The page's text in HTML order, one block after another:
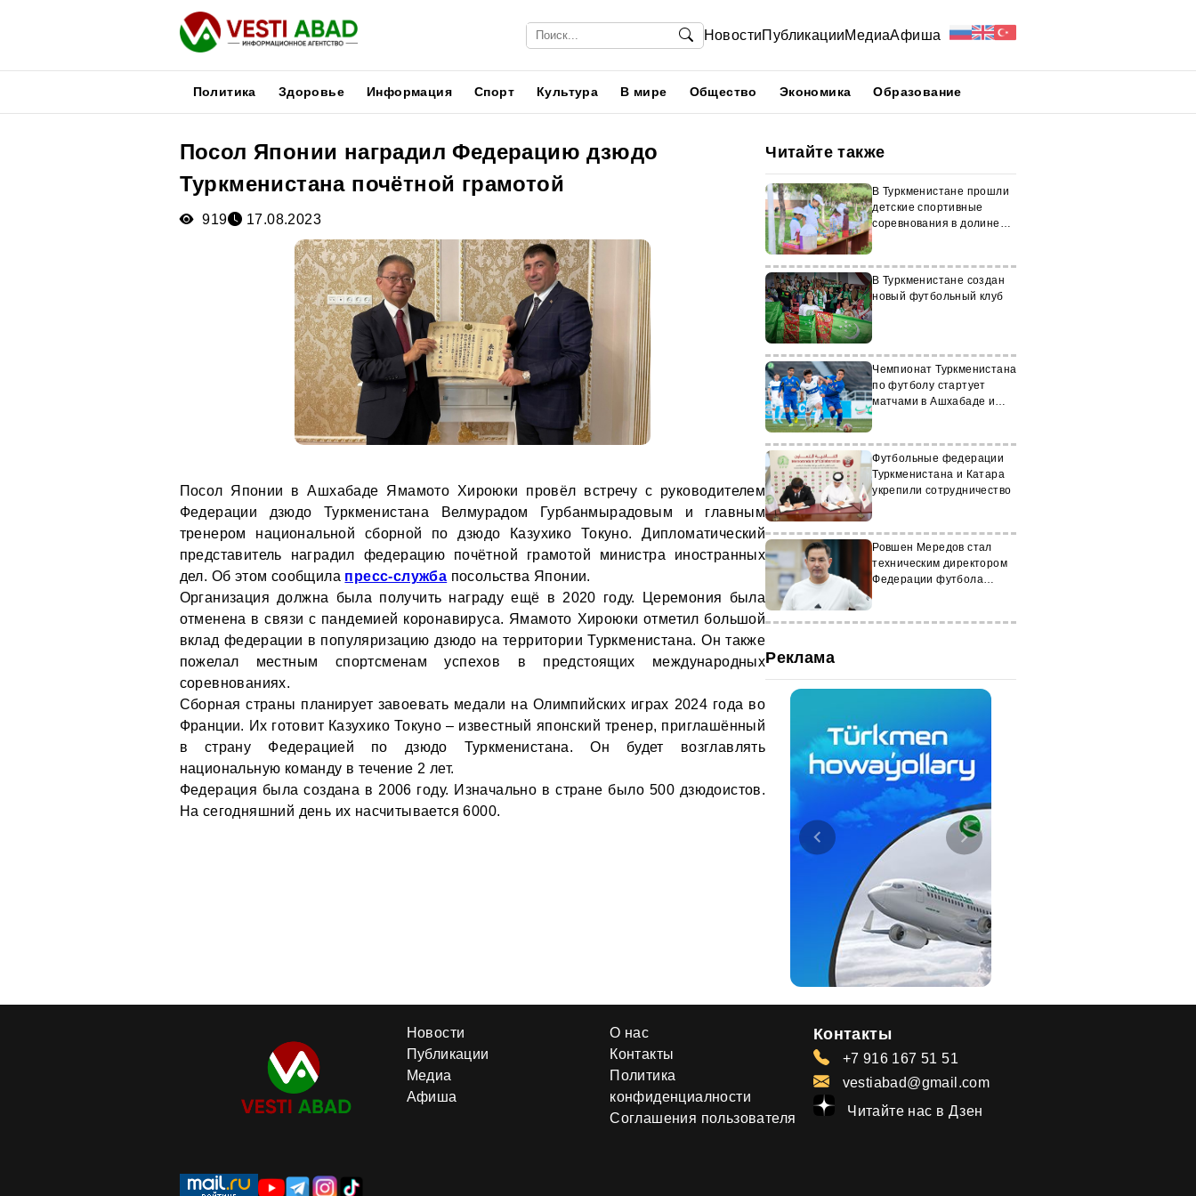
НовостиПубликацииМедиаАфиша
Политика Здоровье Информация Спорт Культура В мире Общество Экономика Образование
Посол Японии наградил Федерацию дзюдо
Туркменистана почётной грамотой
919 17.08.2023
Посол Японии в Ашхабаде Ямамото Хироюки провёл встречу с руководителем
Федерации дзюдо Туркменистана Велмурадом Гурбанмырадовым и главным
тренером национальной сборной по дзюдо Казухико Токуно. Дипломатический
представитель наградил федерацию почётной грамотой министра иностранных
дел. Об этом сообщила пресс-служба посольства Японии.
Организация должна была получить награду ещё в 2020 году. Церемония была
отменена в связи с пандемией коронавируса. Ямамото Хироюки отметил большой
вклад федерации в популяризацию дзюдо на территории Туркменистана. Он также
пожелал местным спортсменам успехов в предстоящих международных
соревнованиях.
Сборная страны планирует завоевать медали на Олимпийских играх 2024 года во
Франции. Их готовит Казухико Токуно – известный японский тренер, приглашённый
в страну Федерацией по дзюдо Туркменистана. Он будет возглавлять
национальную команду в течение 2 лет.
Федерация была создана в 2006 году. Изначально в стране было 500 дзюдоистов.
На сегодняшний день их насчитывается 6000.
Читайте также
В Туркменистане прошли
детские спортивные
соревнования в долине
В Туркменистане создан
новый футбольный клуб
Чемпионат Туркменистана
по футболу стартует
матчами в Ашхабаде и
Футбольные федерации
Туркменистана и Катара
укрепили сотрудничество
Ровшен Мередов стал
техническим директором
Федерации футбола
Реклама
Новости
Публикации
Медиа
Афиша
О нас
Контакты
Политика
конфиденциалности
Соглашения пользователя
Контакты
+7 916 167 51 51
vestiabad@gmail.com
Читайте нас в Дзен